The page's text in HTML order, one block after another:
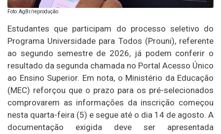
Foto: AgBr/reprodução
Estudantes que participam do processo seletivo do
Programa Universidade para Todos (Prouni), referente
ao segundo semestre de 2026, já podem conferir o
resultado da segunda chamada no Portal Acesso Único
ao Ensino Superior. Em nota, o Ministério da Educação
(MEC) reforçou que o prazo para os pré-selecionados
comprovarem as informações da inscrição começou
nesta quarta-feira (5) e segue até o dia 14 de agosto. A
documentação exigida deve ser apresentada